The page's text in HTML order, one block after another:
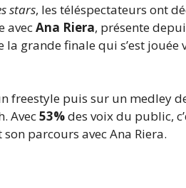
stars, les téléspectateurs ont
avecAna Riera, présente
grande finale qui s’est jouée
freestyle puis sur un medley
Avec53%des voix du public,
parcours avec Ana Riera.